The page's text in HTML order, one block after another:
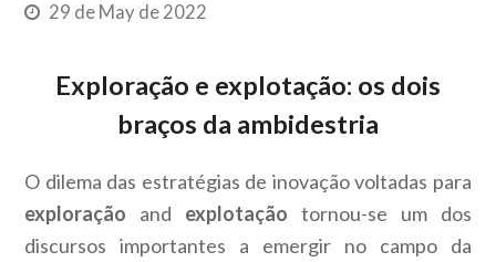
29 de May de 2022
Exploração e explotação: os dois
braços da ambidestria
O dilema das estratégias de inovação voltadas para
exploração and explotação tornou-se um dos
discursos importantes a emergir no campo da